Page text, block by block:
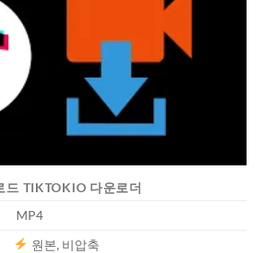
드 TIKTOKIO 다운로더
MP4
원본, 비압축